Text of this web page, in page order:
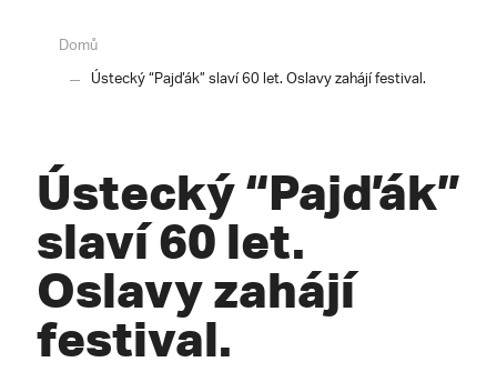
Domů
Ústecký “Pajďák” slaví 60 let. Oslavy zahájí festival.
Ústecký “Pajďák”
slaví 60 let.
Oslavy zahájí
festival.